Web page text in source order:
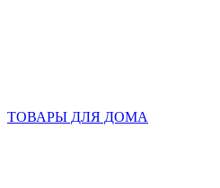
ТОВАРЫ ДЛЯ ДОМА